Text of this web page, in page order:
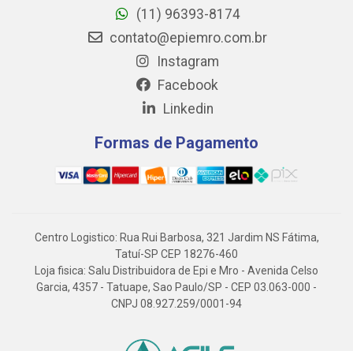
(11) 96393-8174
contato@epiemro.com.br
Instagram
Facebook
Linkedin
Formas de Pagamento
Centro Logistico: Rua Rui Barbosa, 321 Jardim NS Fátima,
Tatuí-SP CEP 18276-460
Loja fisica: Salu Distribuidora de Epi e Mro - Avenida Celso
Garcia, 4357 - Tatuape, Sao Paulo/SP - CEP 03.063-000 -
CNPJ 08.927.259/0001-94